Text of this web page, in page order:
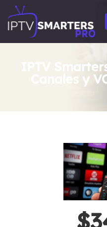
IPTV
Canales y